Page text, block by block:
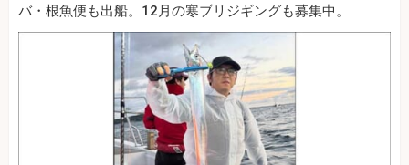
バ・根魚便も出船。12月の寒ブリジギングも募集中。